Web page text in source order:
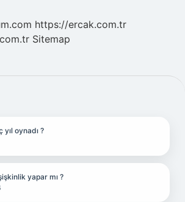
https://ercak.com.tr
Sitemap
oynadı ?
yapar mı ?